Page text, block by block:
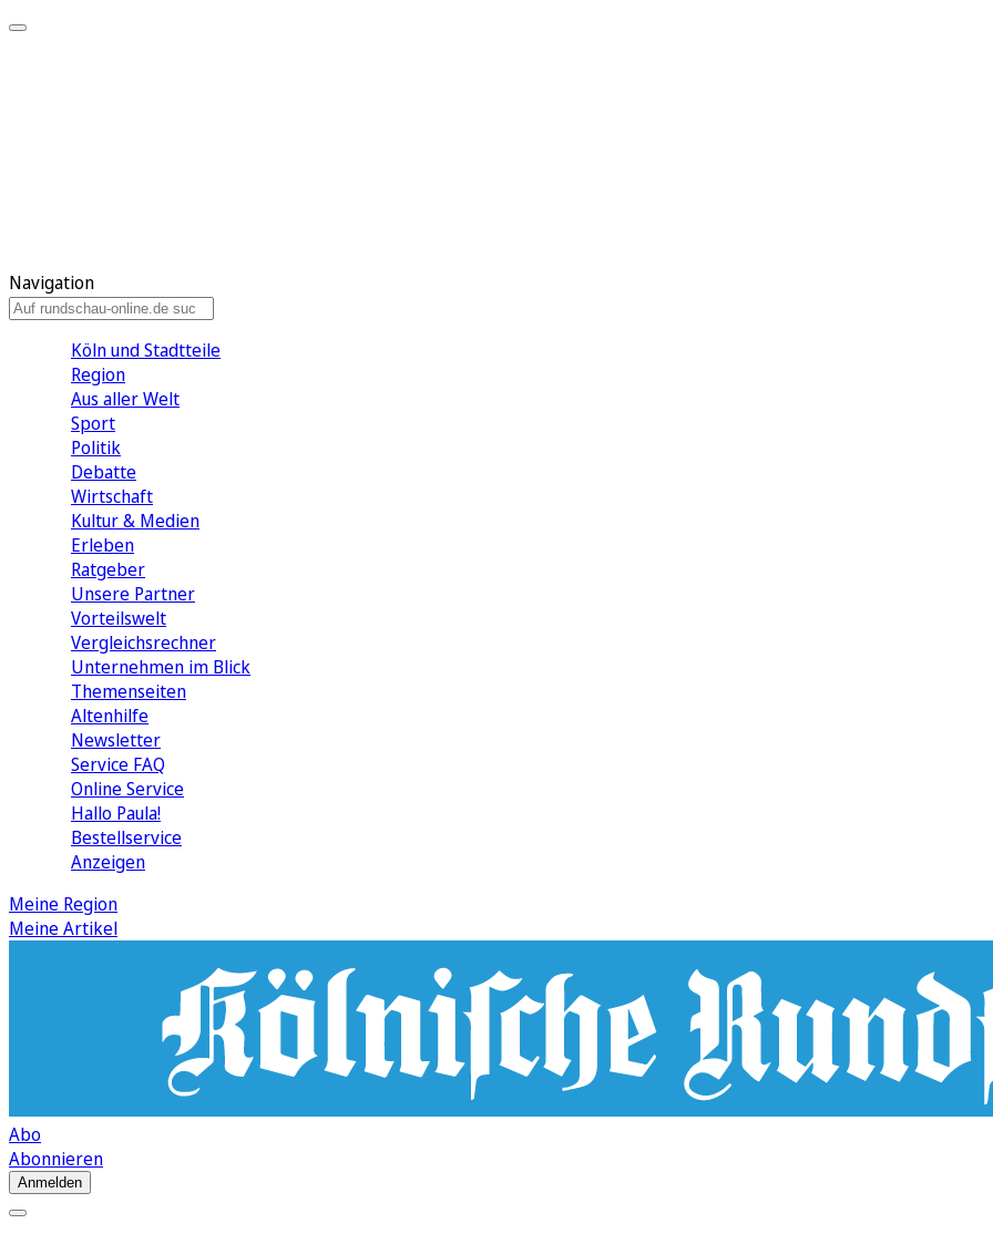
Navigation
Köln und Stadtteile
Region
Aus aller Welt
Sport
Politik
Debatte
Wirtschaft
Kultur & Medien
Erleben
Ratgeber
Unsere Partner
Vorteilswelt
Vergleichsrechner
Unternehmen im Blick
Themenseiten
Altenhilfe
Newsletter
Service FAQ
Online Service
Hallo Paula!
Bestellservice
Anzeigen
Meine Region
Meine Artikel
Abo
Abonnieren
Anmelden